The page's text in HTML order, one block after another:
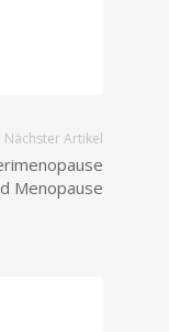
Nächster Artikel
Menopause